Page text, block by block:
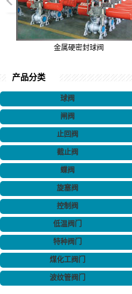
金属硬密封球阀
产品分类
球阀
闸阀
止回阀
截止阀
蝶阀
旋塞阀
控制阀
低温阀门
特种阀门
煤化工阀门
波纹管阀门